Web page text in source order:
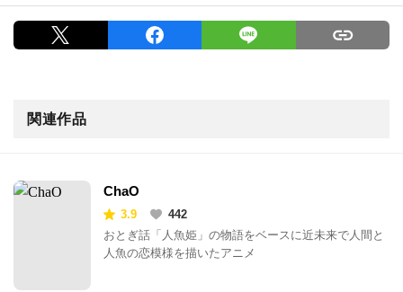
関連作品
ChaO
3.9
442
おとぎ話「人魚姫」の物語をベースに近未来で人間と
人魚の恋模様を描いたアニメ